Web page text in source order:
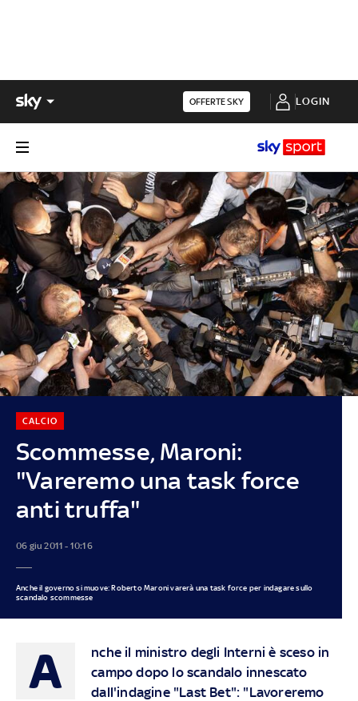
OFFERTE SKY LOGIN
Scommesse, Maroni:
"Vareremo una task force
anti truffa"
CALCIO
06 giu 2011 - 10:16
Anche il governo si muove: Roberto Maroni varerà una task force per indagare sullo
scandalo scommesse
A
nche il ministro degli Interni è sceso in
campo dopo lo scandalo innescato
dall'indagine "Last Bet": "Lavoreremo